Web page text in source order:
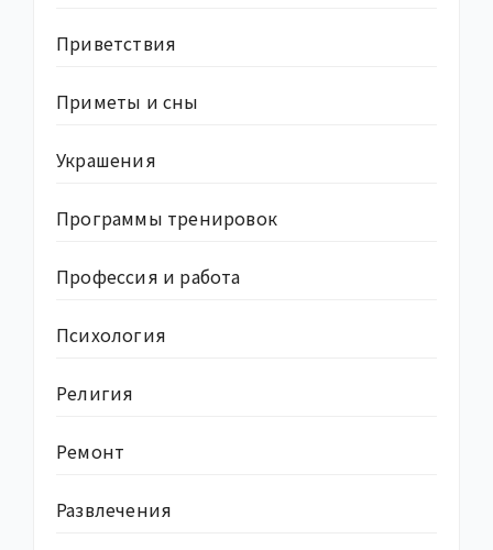
Приветствия
Приметы и сны
Украшения
Программы тренировок
Профессия и работа
Психология
Религия
Ремонт
Развлечения